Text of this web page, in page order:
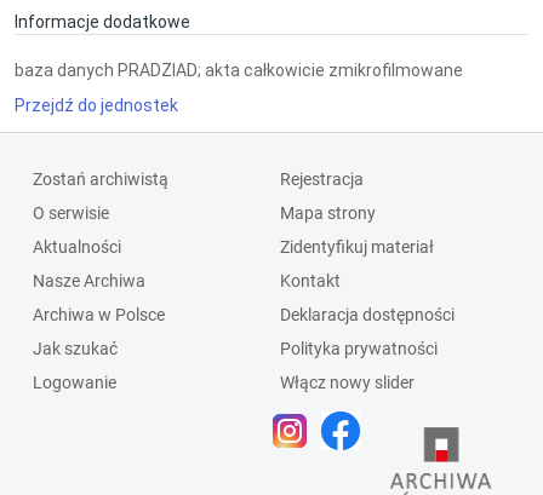
Informacje dodatkowe
baza danych PRADZIAD; akta całkowicie zmikrofilmowane
Przejdź do jednostek
Zostań archiwistą
O serwisie
Aktualności
Nasze Archiwa
Archiwa w Polsce
Jak szukać
Logowanie
Rejestracja
Mapa strony
Zidentyfikuj materiał
Kontakt
Deklaracja dostępności
Polityka prywatności
Włącz nowy slider